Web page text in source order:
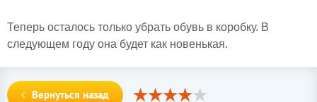
Теперь осталось только убрать обувь в коробку. В
следующем году она будет как новенькая.
Вернуться назад